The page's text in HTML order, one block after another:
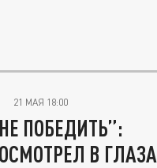
21 МАЯ 18:00
ПОБЕДИТЬ”:
В ГЛАЗА